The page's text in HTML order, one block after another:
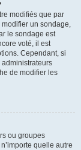
modifiés que par
modifier un sondage,
le sondage est
voté, il est
Cependant, si
de modifier les
ou groupes
quelle autre